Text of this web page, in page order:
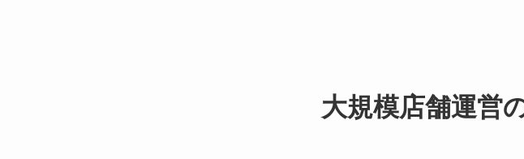
大規模店舗運営